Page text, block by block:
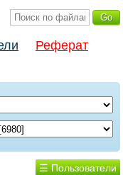
Реферат
☰ Пользователи